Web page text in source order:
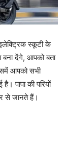
स्कूटी के
बना देंगे, आपको बता
आपको सभी
पापा की परियों
से जानते हैं।